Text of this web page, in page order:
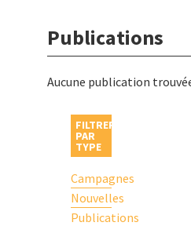
Publications
Aucune publication
FILTRER
PAR
TYPE
Campagnes
Nouvelles
Publications